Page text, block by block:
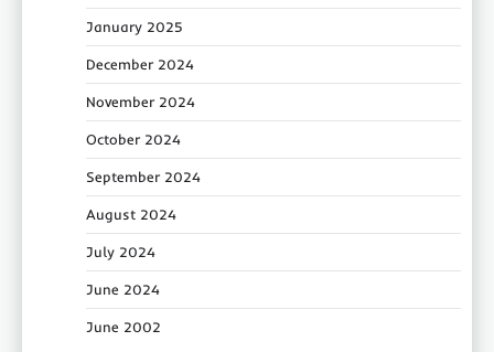
January 2025
December 2024
November 2024
October 2024
September 2024
August 2024
July 2024
June 2024
June 2002